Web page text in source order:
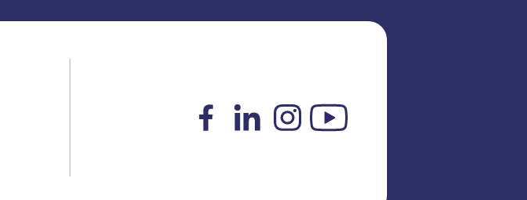
Facebook
LinkedIn
Instagram
YouTube